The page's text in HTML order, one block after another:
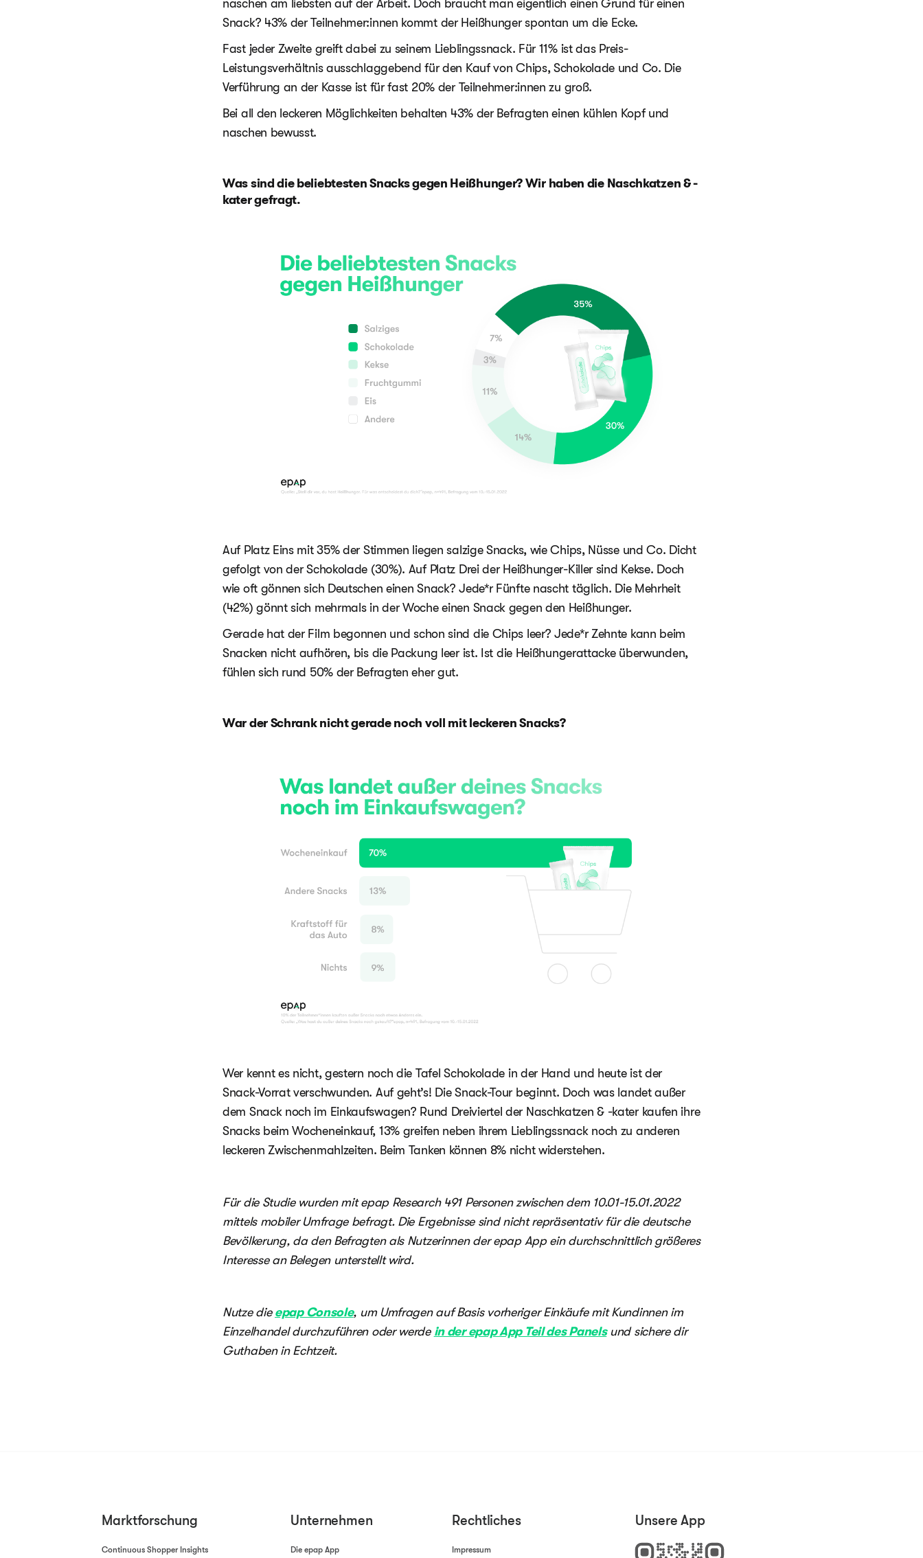
naschen am liebsten auf der Arbeit. Doch braucht man eigentlich einen Grund für einen
Snack? 43% der Teilnehmer:innen kommt der Heißhunger spontan um die Ecke.
Fast jeder Zweite greift dabei zu seinem Lieblingssnack. Für 11% ist das Preis-
Leistungsverhältnis ausschlaggebend für den Kauf von Chips, Schokolade und Co. Die
Verführung an der Kasse ist für fast 20% der Teilnehmer:innen zu groß.
Bei all den leckeren Möglichkeiten behalten 43% der Befragten einen kühlen Kopf und
naschen bewusst.
Was sind die beliebtesten Snacks gegen Heißhunger? Wir haben die Naschkatzen & -
kater gefragt.
Auf Platz Eins mit 35% der Stimmen liegen salzige Snacks, wie Chips, Nüsse und Co. Dicht
gefolgt von der Schokolade (30%). Auf Platz Drei der Heißhunger-Killer sind Kekse. Doch
wie oft gönnen sich Deutschen einen Snack? Jede*r Fünfte nascht täglich. Die Mehrheit
(42%) gönnt sich mehrmals in der Woche einen Snack gegen den Heißhunger.
Gerade hat der Film begonnen und schon sind die Chips leer? Jede*r Zehnte kann beim
Snacken nicht aufhören, bis die Packung leer ist. Ist die Heißhungerattacke überwunden,
fühlen sich rund 50% der Befragten eher gut.
War der Schrank nicht gerade noch voll mit leckeren Snacks?
Wer kennt es nicht, gestern noch die Tafel Schokolade in der Hand und heute ist der
Snack-Vorrat verschwunden. Auf geht’s! Die Snack-Tour beginnt. Doch was landet außer
dem Snack noch im Einkaufswagen? Rund Dreiviertel der Naschkatzen & -kater kaufen ihre
Snacks beim Wocheneinkauf, 13% greifen neben ihrem Lieblingssnack noch zu anderen
leckeren Zwischenmahlzeiten. Beim Tanken können 8% nicht widerstehen.
Für die Studie wurden mit epap Research 491 Personen zwischen dem 10.01-15.01.2022
mittels mobiler Umfrage befragt. Die Ergebnisse sind nicht repräsentativ für die deutsche
Bevölkerung, da den Befragten als Nutzerinnen der epap App ein durchschnittlich größeres
Interesse an Belegen unterstellt wird.
Nutze die epap Console, um Umfragen auf Basis vorheriger Einkäufe mit Kundinnen im
Einzelhandel durchzuführen oder werde in der epap App Teil des Panelsund sichere dir
Guthaben in Echtzeit.
Marktforschung
Continuous Shopper Insights
Unternehmen
Die epap App
Rechtliches
Impressum
Unsere App